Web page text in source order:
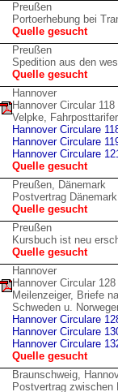
Preußen
Portoerhebung bei
Quelle gesucht
Preußen
Spedition aus den
Quelle gesucht
Hannover
Hannover Circular
Velpke,
Hannover Circulare
Hannover Circulare
Hannover Circulare
Quelle gesucht
Preußen, Dänemark
Postvertrag
Quelle gesucht
Preußen
Kursbuch ist neu
Quelle gesucht
Hannover
Hannover Circular
Meilenzeiger, Briefe
Schweden u.
Hannover Circulare
Hannover Circulare
Hannover Circulare
Quelle gesucht
Braunschweig,
Postvertrag zwischen